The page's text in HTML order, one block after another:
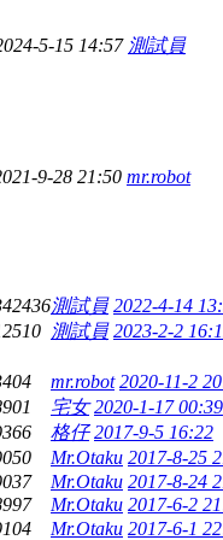
5-15 14:57 測試員
9-28 21:50 mr.robot
測試員 2022-4-14
測試員 2023-2-2
mr.robot 2020-11-2
宅女 2020-1-17 00:39
格仔 2017-9-5 16:22
Mr.Otaku 2017-8-25
Mr.Otaku 2017-8-24
Mr.Otaku 2017-6-2
Mr.Otaku 2017-6-1